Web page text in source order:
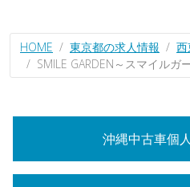
HOME 東京都の求人情報
西
SMILE GARDEN～スマイルガ
沖縄中古車個